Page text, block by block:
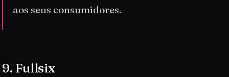
aos seus consumidores.
9. Fullsix